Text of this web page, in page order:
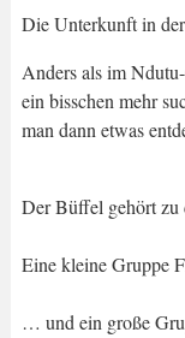
Die Unterkunft in
Anders als im
ein bisschen mehr
man dann etwas
Der Büffel gehört zu
Eine kleine Gruppe
… und ein große